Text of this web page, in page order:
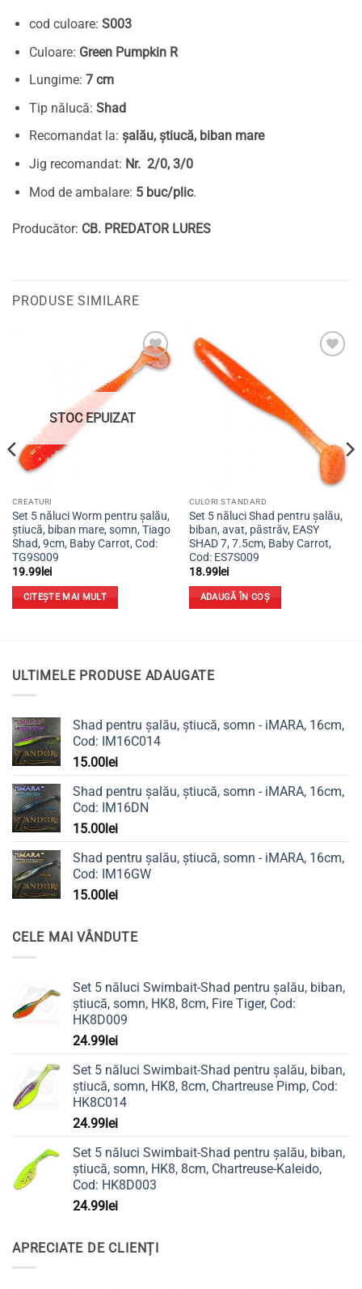
cod culoare: S003
Culoare: Green Pumpkin R
Lungime: 7 cm
Tip nălucă: Shad
Recomandat la: șalău, știucă, biban mare
Jig recomandat: Nr. 2/0, 3/0
Mod de ambalare: 5 buc/plic.
Producător: CB. PREDATOR LURES
PRODUSE SIMILARE
Adaugă
STOC EPUIZAT
CREATURI
Set 5 năluci Worm pentru șalău,
știucă, biban mare, somn, Tiago
Shad, 9cm, Baby Carrot, Cod:
TG9S009
19.99lei
CITEȘTE MAI MULT
CULORI STANDARD
Set 5 năluci Shad pentru șalău,
biban, avat, păstrăv, EASY
SHAD 7, 7.5cm, Baby Carrot,
Cod: ES7S009
18.99lei
ADAUGĂ ÎN COȘ
ULTIMELE PRODUSE ADAUGATE
Shad pentru șalău, știucă, somn - iMARA, 16cm,
Cod: IM16C014
15.00 lei
Shad pentru șalău, știucă, somn - iMARA, 16cm,
Cod: IM16DN
15.00 lei
Shad pentru șalău, știucă, somn - iMARA, 16cm,
Cod: IM16GW
15.00 lei
CELE MAI VÂNDUTE
Set 5 năluci Swimbait-Shad pentru șalău, biban,
știucă, somn, HK8, 8cm, Fire Tiger, Cod:
HK8D009
24.99lei
Set 5 năluci Swimbait-Shad pentru șalău, biban,
știucă, somn, HK8, 8cm, Chartreuse Pimp, Cod:
HK8C014
24.99lei
Set 5 năluci Swimbait-Shad pentru șalău, biban,
știucă, somn, HK8, 8cm, Chartreuse-Kaleido,
Cod: HK8D003
24.99lei
APRECIATE DE CLIENȚI